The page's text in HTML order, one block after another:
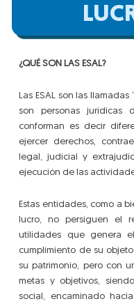
¿QUÉ SON LAS ESAL?
Las ESAL son las
son personas jurídicas
conforman es decir
ejercer derechos,
legal, judicial y
ejecución de las
Estas entidades, como a
lucro, no persiguen el
utilidades que genera
cumplimiento de su
su patrimonio, pero con
metas y objetivos,
social, encaminado